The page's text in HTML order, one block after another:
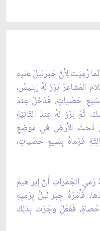
رُمِيَت لِأَنّ جَبرَئيلَ عليه
المَشاعِرَ بَرَزَ لَهُ إبليسُ،
بِسَبعِ حَصَياتٍ، فَدَخَلَ عِندَ
ثُمّ بَرَزَ لَهُ عِندَ الثّانِيَةِ
تَحتَ الأَرضِ في مَوضِعِ
فَرَماهُ بِسَبعِ حَصَياتٍ،
رَميِ الجَمَراتِ أنّ إبراهيمَ
فَأَمَرَهُ جِبرائيلُ بِرَميِهِ
فَفَعَلَ وجَرَت بِذلِكَ